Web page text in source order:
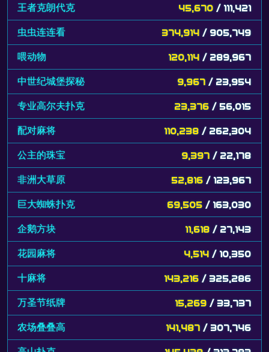
王者克朗代克 45,670 / 111,421
虫虫连连看 374,914 / 905,749
喂动物 120,114 / 289,967
中世纪城堡探秘 9,967 / 23,954
专业高尔夫扑克 23,376 / 56,015
配对麻将 110,238 / 262,304
公主的珠宝 9,397 / 22,178
非洲大草原 52,816 / 123,967
巨大蜘蛛扑克 69,505 / 163,030
企鹅方块 11,618 / 27,143
花园麻将 4,514 / 10,350
十麻将 143,216 / 325,286
万圣节纸牌 15,269 / 33,737
农场叠叠高 141,487 / 307,746